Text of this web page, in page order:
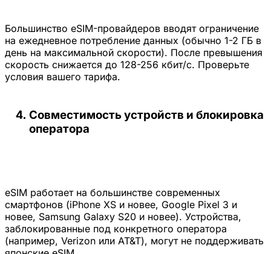
Большинство eSIM-провайдеров вводят ограничение
на ежедневное потребление данных (обычно 1-2 ГБ в
день на максимальной скорости). После превышения
скорость снижается до 128-256 кбит/с. Проверьте
условия вашего тарифа.
Совместимость устройств и блокировка
оператора
eSIM работает на большинстве современных
смартфонов (iPhone XS и новее, Google Pixel 3 и
новее, Samsung Galaxy S20 и новее). Устройства,
заблокированные под конкретного оператора
(например, Verizon или AT&T), могут не поддерживать